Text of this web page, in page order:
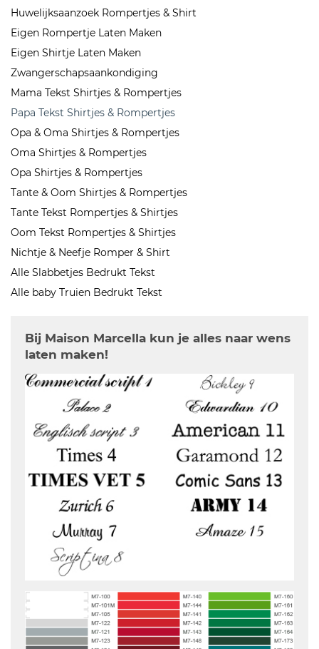
Huwelijksaanzoek Rompertjes & Shirt
Eigen Rompertje Laten Maken
Eigen Shirtje Laten Maken
Zwangerschapsaankondiging
Mama Tekst Shirtjes & Rompertjes
Papa Tekst Shirtjes & Rompertjes
Opa & Oma Shirtjes & Rompertjes
Oma Shirtjes & Rompertjes
Opa Shirtjes & Rompertjes
Tante & Oom Shirtjes & Rompertjes
Tante Tekst Rompertjes & Shirtjes
Oom Tekst Rompertjes & Shirtjes
Nichtje & Neefje Romper & Shirt
Alle Slabbetjes Bedrukt Tekst
Alle baby Truien Bedrukt Tekst
Bij Maison Marcella kun je alles naar wens
laten maken!